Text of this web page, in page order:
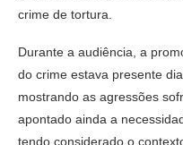
crime de tortura.
Durante a audiência, a
do crime estava presente
mostrando as agressões
apontado ainda a
tendo considerado o